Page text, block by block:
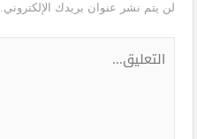
لن يتم نشر عنوان بريدك الإلكتروني.